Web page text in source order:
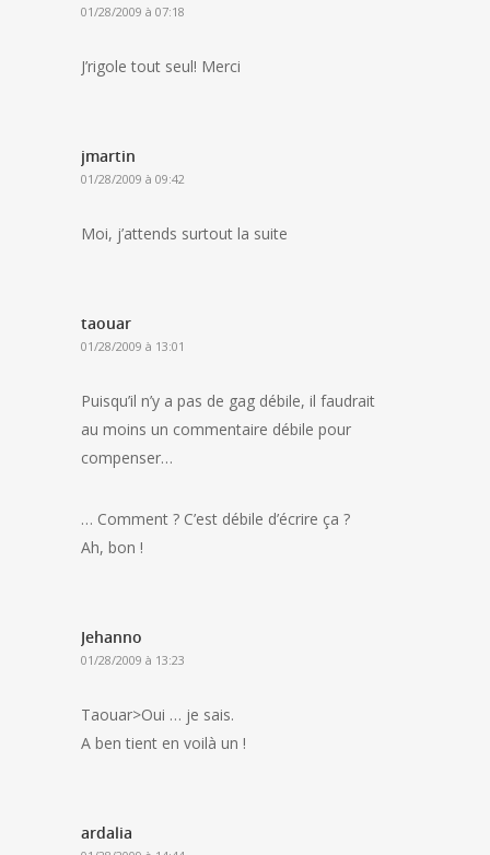
01/28/2009 à 07:18
J’rigole tout seul! Merci
jmartin
01/28/2009 à 09:42
Moi, j’attends surtout la suite
taouar
01/28/2009 à 13:01
Puisqu’il n’y a pas de gag débile, il faudrait
au moins un commentaire débile pour
compenser…
… Comment ? C’est débile d’écrire ça ?
Ah, bon !
Jehanno
01/28/2009 à 13:23
Taouar>Oui … je sais.
A ben tient en voilà un !
ardalia